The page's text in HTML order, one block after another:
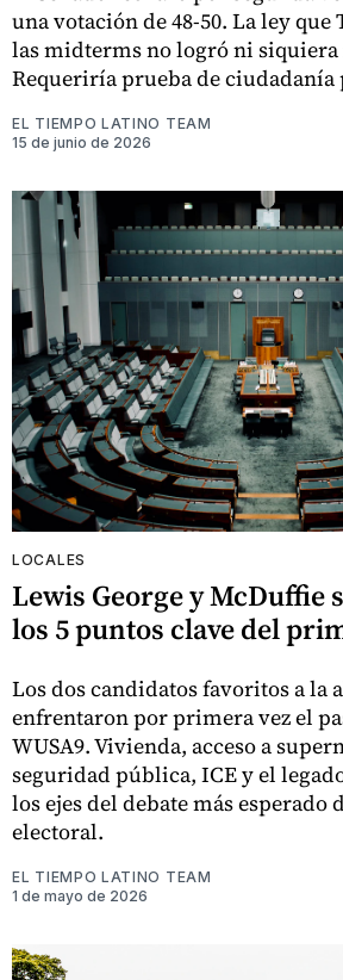
una votación de 48-50. La ley
las midterms no logró ni
Requeriría prueba de ciudadanía
EL TIEMPO LATINO TEAM
15 de junio de 2026
LOCALES
Lewis George y McDuffie
los 5 puntos clave del
Los dos candidatos favoritos a la
enfrentaron por primera vez el
WUSA9. Vivienda, acceso a
seguridad pública, ICE y el
los ejes del debate más esperado
electoral.
EL TIEMPO LATINO TEAM
1 de mayo de 2026